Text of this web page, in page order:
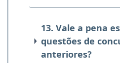
13. Vale a pena
questões de
anteriores?